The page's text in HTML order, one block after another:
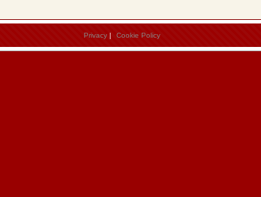
Privacy | Cookie Policy